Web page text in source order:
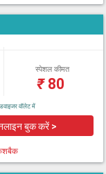
स्पेशल कीमत
₹80
वॉलेट में
बुक करें >